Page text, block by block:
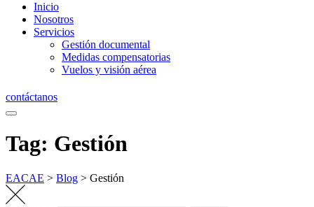
Inicio
Nosotros
Servicios
Gestión documental
Medidas compensatorias
Vuelos y visión aérea
contáctanos
Tag: Gestión
EACAE > Blog > Gestión